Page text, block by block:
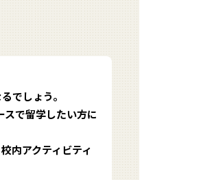
でしょう。
で留学したい方に
内アクティビティ